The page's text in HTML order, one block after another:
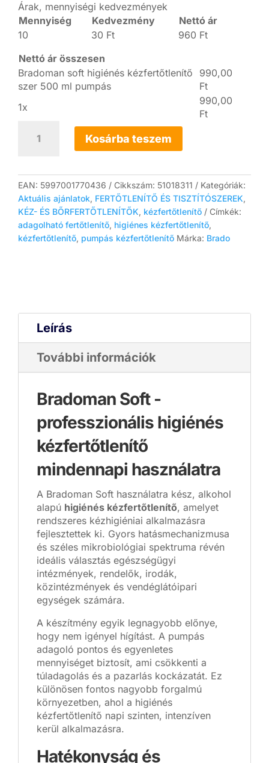
Árak, mennyiségi kedvezmények
Mennyiség
Kedvezmény
Nettó ár
10
30 Ft 960 Ft
Nettó ár összesen
Bradoman soft higiénés kézfertőtlenítő
szer 500 ml pumpás
990,00
Ft
1x
990,00
Ft
szer
500
ml
pumpás
mennyiség
Kosárba teszem
EAN: 5997001770436 Cikkszám: 51018311
Kategóriák:
Aktuális ajánlatok, FERTŐTLENÍTŐ ÉS TISZTÍTÓSZEREK,
KÉZ- ÉS BŐRFERTŐTLENÍTŐK, kézfertőtlenítő
Címkék:
adagolható fertőtlenítő, higiénes kézfertőtlenítő,
kézfertőtlenítő, pumpás kézfertőtlenítő Márka: Brado
Leírás
További információk
Bradoman Soft -
professzionális higiénés
kézfertőtlenítő
mindennapi használatra
A Bradoman Soft használatra kész, alkohol
alapú higiénés kézfertőtlenítő, amelyet
rendszeres kézhigiéniai alkalmazásra
fejlesztettek ki. Gyors hatásmechanizmusa
és széles mikrobiológiai spektruma révén
ideális választás egészségügyi
intézmények, rendelők, irodák,
közintézmények és vendéglátóipari
egységek számára.
A készítmény egyik legnagyobb előnye,
hogy nem igényel hígítást. A pumpás
adagoló pontos és egyenletes
mennyiséget biztosít, ami csökkenti a
túladagolás és a pazarlás kockázatát. Ez
különösen fontos nagyobb forgalmú
környezetben, ahol a higiénés
kézfertőtlenítő napi szinten, intenzíven
kerül alkalmazásra.
Hatékonyság és